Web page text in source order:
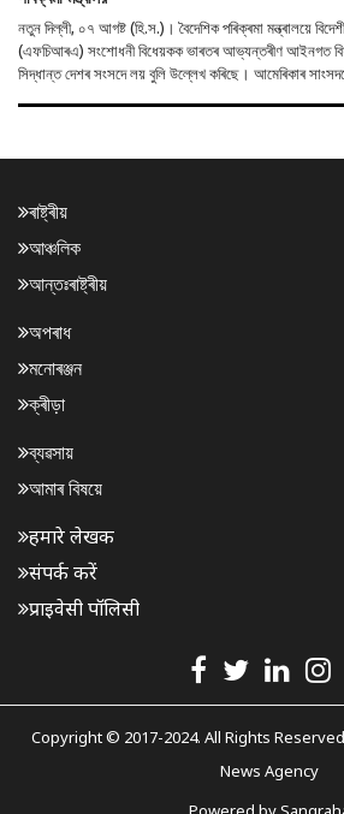
নতুন দিল্লী, ০৭ আগষ্ট (হি.স.)। বৈদেশিক পৰিক্ৰমা মন্ত্ৰালয়ে
(এফচিআৰএ) সংশোধনী বিধেয়কক ভাৰতৰ আভ্যন্তৰীণ আইনগত
সিদ্ধান্ত দেশৰ সংসদে লয় বুলি উল্লেখ কৰিছে। আমেৰিকাৰ
ৰাষ্ট্ৰীয়
আঞ্চলিক
আন্তঃৰাষ্ট্ৰীয়
অপৰাধ
মনোৰঞ্জন
ক্ৰীড়া
ব্যৱসায়
আমাৰ বিষয়ে
हमारे लेखक
संपर्क करें
प्राइवेसी पॉलिसी
Copyright © 2017-2024. All Rights
News Agency